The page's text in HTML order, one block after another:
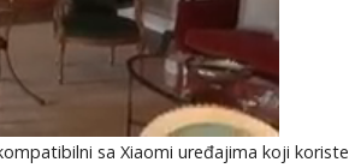
sa Xiaomi uređajima koji koriste